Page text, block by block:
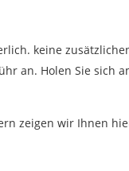
keine
an. Holen Sie sich
zeigen wir Ihnen